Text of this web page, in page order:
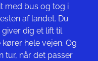
med bus og tog i
af landet. Du
giver dig et lift til
hele vejen. Og
tur, når det passer